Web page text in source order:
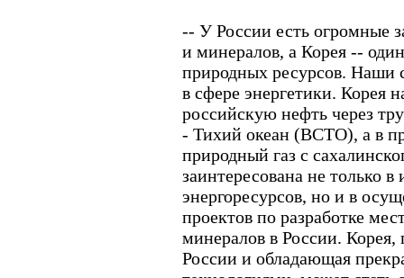
-- У России есть огромные
и минералов, а Корея --
природных ресурсов. Наши
в сфере энергетики. Корея
российскую нефть через
- Тихий океан (ВСТО), а в
природный газ с
заинтересована не только
энергоресурсов, но и в
проектов по разработке
минералов в России. Корея,
России и обладающая